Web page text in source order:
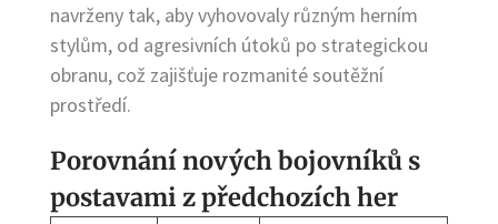
navrženy tak, aby vyhovovaly různým herním
stylům, od agresivních útoků po strategickou
obranu, což zajišťuje rozmanité soutěžní
prostředí.
Porovnání nových bojovníků s
postavami z předchozích her